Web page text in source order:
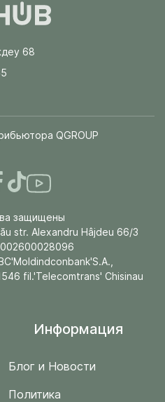
68
QGROUP
защищены
str. Alexandru Hâjdeu 66/3
fil.'Telecomtrans' Chisinau
Информация
Блог и Новости
Политика